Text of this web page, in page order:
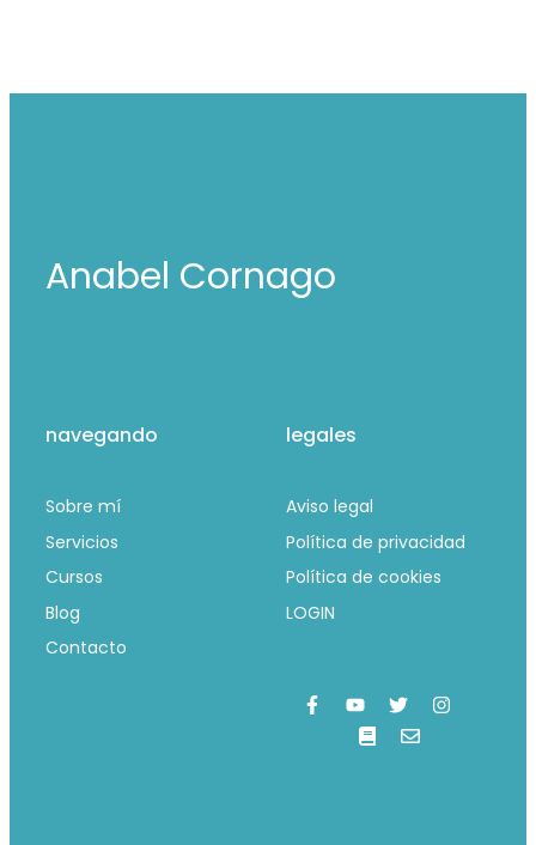
Anabel Cornago
navegando
Sobre mí
Servicios
Cursos
Blog
Contacto
legales
Aviso legal
Política de privacidad
Política de cookies
LOGIN